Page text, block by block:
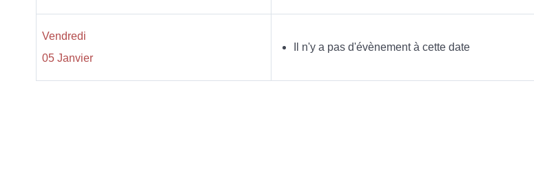
Vendredi
05 Janvier
Il n'y a pas d'évènement à cette date